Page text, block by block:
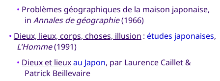
• Problèmes géographiques de la maison japonaise,
in Annales de géographie(1966)
• Dieux, lieux, corps, choses, illusion : études japonaises,
L'Homme(1991)
• Dieux et lieuxau Japon, par Laurence Caillet &
Patrick Beillevaire